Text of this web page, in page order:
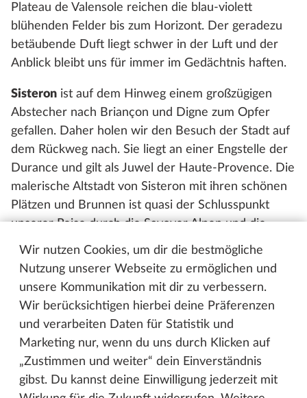
Wir nutzen Cookies, um dir die bestmögliche
Nutzung unserer Webseite zu ermöglichen und
unsere Kommunikation mit dir zu verbessern.
Wir berücksichtigen hierbei deine Präferenzen
und verarbeiten Daten für Statistik und
Marketing nur, wenn du uns durch Klicken auf
„Zustimmen und weiter“ dein Einverständnis
gibst. Du kannst deine Einwilligung jederzeit mit
Plateau de Valensole reichen die blau-violett
blühenden Felder bis zum Horizont. Der geradezu
betäubende Duft liegt schwer in der Luft und der
Anblick bleibt uns für immer im Gedächtnis haften.
Sisteron ist auf dem Hinweg einem großzügigen
Abstecher nach Briançon und Digne zum Opfer
gefallen. Daher holen wir den Besuch der Stadt auf
dem Rückweg nach. Sie liegt an einer Engstelle der
Durance und gilt als Juwel der Haute-Provence. Die
malerische Altstadt von Sisteron mit ihren schönen
Plätzen und Brunnen ist quasi der Schlusspunkt
unserer Reise durch die Savoyer Alpen und die
östliche Provence. Eine Tour, die für einen
kompakten Kastenwagen wie dem Hobby
VANTANA wie gemacht ist!